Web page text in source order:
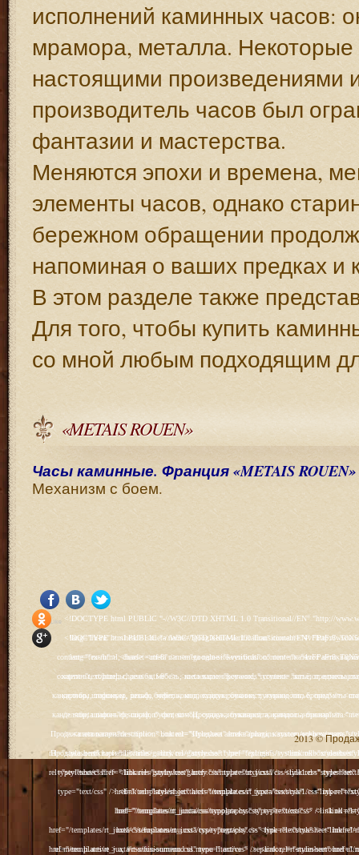
исполнений каминных часов:
мрамора, металла.
настоящими произведениями
производитель часов был
фантазии и мастерства.
Меняются эпохи и времена,
элементы часов, однако
бережном обращении
напоминая о ваших предках и
В этом разделе также
Для того, чтобы купить
со мной любым подходящим
«METAIS ROUEN»
Часы каминные. Франция «METAIS ROUEN»
Механизм с боем.
<!DOCTYPE html PUBLIC "-//W3C//DTD XHTML 1.0 Transitional//EN" "http://www.w3.org/TR/xhtml1/DTD/xhtml1-transitional.dtd"> <html xmlns="http://www.w3.org/1999/xhtml" xml:lang="ru-ru" lang="ru-ru" > <head> <meta name="google-site-verification" content="4vFPaFr8_T0N5uYcY4vh3M1DtIkbIJH6yDV7_NDqfJc" /> <base href="http://antik.1kzn.ru/" /> <meta http-equiv="content-type" content="text/html; charset=utf-8" /> <meta name="keywords" content="каталог антиквариат, часы продажа, старинные часы, напольные часы, настенные часы, каминные часы, мебель, старинные люстры, картины, торшеры, резьба, мебель, коллекционирование, чугунное литьё, предметы старины, реставрация, интерьер, модерн, классицизм, кресло, диван, мозаика, гарнитур, дуб, зеркало, светильник, канделябр, шифоньер, шкаф, буфет, комод, сундук, букинист, жирандоль, бронза" /> <meta name="rights" content="Продажа антиквариата http://antik.1kzn.ru" /> <meta name="author" content="Super User" /> <meta name="description" content="Продажа антиквариата, каталог антиквариата." /> <meta name="generator" content="Joomla! - Open Source Content Management" /> <title>Каталог антиквариата - Продажа антиквариата </title> <link rel="stylesheet" href="/plugins/system/rokbox/assets/styles/rokbox.css" type="text/css" /> <link rel="stylesheet" href="/libraries/gantry/css/grid-12.css" type="text/css" /> <link rel="stylesheet" href="/libraries/gantry/css/gantry.css" type="text/css" /> <link rel="stylesheet" href="/libraries/gantry/css/joomla.css" type="text/css" /> <link rel="stylesheet" href="/templates/rt_juxta/css/joomla.css" type="text/css" /> <link rel="stylesheet" href="/templates/rt_juxta/css/style1.css" type="text/css" /> <link rel="stylesheet" href="/templates/rt_juxta/css/demo-styles.css" type="text/css" /> <link rel="stylesheet" href="/templates/rt_juxta/css/template.css" type="text/css" /> <link rel="stylesheet" href="/templates/rt_juxta/css/template-firefox.css" type="text/css" /> <link rel="stylesheet" href="/templates/rt_juxta/css/typography.css" type="text/css" /> <link rel="stylesheet" href="/templates/rt_juxta/css/backgrounds.css" type="text/css" /> <link rel="stylesheet" href="/templates/rt_juxta/css/fusionmenu.css" type="text/css" /> <link rel="stylesheet" href="/modules/mod_roknewspager/themes/light/roknewspager.css" type="text/css" /> <style type="text/css"> #rt-main-surround ul.menu li.active > a, #rt-main-surround ul.menu li.active > .separator, #rt-main-surround ul.menu li.active > .item, #rt-main-surround .square4 ul.menu li:hover > a, #rt-main-surround .square4 ul.menu li:hover > .item, #rt-main-surround .square4 ul.menu li:hover > .separator, .roktabs-links ul li.active span, .menutop li:hover > .item, .menutop li.f-menuparent-itemfocus .item, .menutop li.active > .item {color:#660000;} a, .button, #rt-main-surround ul.menu a:hover, #rt-main-surround ul.menu .separator:hover, #rt-main-surround ul.menu .item:hover, .title1 .module-title .title, #rt-main .item_add:link, #rt-main .item_add:visited, #rt-main .simpleCart_empty:link, #rt-main .simpleCart_empty:visited, #rt-main .simpleCart_checkout:link, #rt-main .simpleCart_checkout:visited {color:#660000;} body #rt-logo {width:400px;height:200px;} </style> <script src="/media/system/js/mootools-core.js" type="text/javascript"></script> <script src="/media/system/js/core.js" type="text/javascript"></script> <script src="/media/
<!DOCTYPE html PUBLIC "-//W3C//DTD XHTML 1.0 Transitional//EN" "http://www.w3.org/TR/xhtml1/DTD/xhtml1-transitional.dtd"> <html xmlns="http://www.w3.org/1999/xhtml" xml:lang="ru-ru" lang="ru-ru" > <head> <meta name="google-site-verification" content="4vFPaFr8_T0N5uYcY4vh3M1DtIkbIJH6yDV7_NDqfJc" /> <base href="http://antik.1kzn.ru/" /> <meta http-equiv="content-type" content="text/html; charset=utf-8" /> <meta name="keywords" content="каталог антиквариат, часы продажа, старинные часы, напольные часы, настенные часы, каминные часы, мебель, старинные люстры, картины, торшеры, резьба, мебель, коллекционирование, чугунное литьё, предметы старины, реставрация, интерьер, модерн, классицизм, кресло, диван, мозаика, гарнитур, дуб, зеркало, светильник, канделябр, шифоньер, шкаф, буфет, комод, сундук, букинист, жирандоль, бронза" /> <meta name="rights" content="Продажа антиквариата http://antik.1kzn.ru" /> <meta name="author" content="Super User" /> <meta name="description" content="Продажа антиквариата, каталог антиквариата." /> <meta name="generator" content="Joomla! - Open Source Content Management" /> <title>Каталог антиквариата - Продажа антиквариата </title> <link rel="stylesheet" href="/plugins/system/rokbox/assets/styles/rokbox.css" type="text/css" /> <link rel="stylesheet" href="/libraries/gantry/css/grid-12.css" type="text/css" /> <link rel="stylesheet" href="/libraries/gantry/css/gantry.css" type="text/css" /> <link rel="stylesheet" href="/libraries/gantry/css/joomla.css" type="text/css" /> <link rel="stylesheet" href="/templates/rt_juxta/css/joomla.css" type="text/css" /> <link rel="stylesheet" href="/templates/rt_juxta/css/style1.css" type="text/css" /> <link rel="stylesheet" href="/templates/rt_juxta/css/demo-styles.css" type="text/css" /> <link rel="stylesheet" href="/templates/rt_juxta/css/template.css" type="text/css" /> <link rel="stylesheet" href="/templates/rt_juxta/css/template-firefox.css" type="text/css" /> <link rel="stylesheet" href="/templates/rt_juxta/css/typography.css" type="text/css" /> <link rel="stylesheet" href="/templates/rt_juxta/css/backgrounds.css" type="text/css" /> <link rel="stylesheet" href="/templates/rt_juxta/css/fusionmenu.css" type="text/css" /> <link rel="stylesheet" href="/modules/mod_roknewspager/themes/light/roknewspager.css" type="text/css" /> <style type="text/css"> #rt-main-surround ul.menu li.active > a, #rt-main-surround ul.menu li.active > .separator, #rt-main-surround ul.menu li.active > .item, #rt-main-surround .square4 ul.menu li:hover > a, #rt-main-surround .square4 ul.menu li:hover > .item, #rt-main-surround .square4 ul.menu li:hover > .separator, .roktabs-links ul li.active span, .menutop li:hover > .item, .menutop li.f-menuparent-itemfocus .item, .menutop li.active > .item {color:#660000;} a, .button, #rt-main-surround ul.menu a:hover, #rt-main-surround ul.menu .separator:hover, #rt-main-surround ul.menu .item:hover, .title1 .module-title .title, #rt-main .item_add:link, #rt-main .item_add:visited, #rt-main .simpleCart_empty:link, #rt-main .simpleCart_empty:visited, #rt-main .simpleCart_checkout:link, #rt-main .simpleCart_checkout:visited {color:#660000;} body #rt-logo {width:400px;height:200px;} </style> <script src="/media/system/js/mootools-core.js" type="text/javascript"></script> <script src="/media/system/js/core.js" type="text/javascript"></script> <script src="/media/
Social Like
2013 ©